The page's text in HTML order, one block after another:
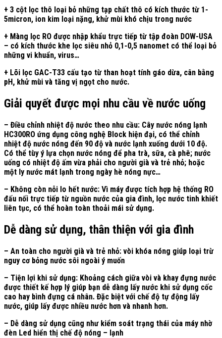
+ 3 cột lọc thô loại bỏ những tạp chất thô có kích thước từ 1-
5micron, ion kim loại nặng, khử mùi khó chịu trong nước
+ Màng lọc RO được nhập khẩu trực tiếp từ tập đoàn DOW-USA
– có kích thước khe lọc siêu nhỏ 0,1-0,5 nanomet có thể loại bỏ
những vi khuẩn, virus…
+ Lõi lọc GAC-T33 cấu tạo từ than hoạt tính gáo dừa, cân bằng
pH, khử mùi và tăng vị ngọt cho nước.
Giải quyết được mọi nhu cầu về nước uống
– Điều chỉnh nhiệt độ nước theo nhu cầu: Cây nước nóng lạnh
HC300RO ứng dụng công nghệ Block hiện đại, có thể chỉnh
nhiệt độ nước nóng đến 90 độ và nước lạnh xuống dưới 10 độ.
Có thể tùy ý lựa chọn nước nóng để pha trà, sữa, cà phê; nước
uống có nhiệt độ ấm vừa phải cho người già và trẻ nhỏ; hoặc
một ly nước mát lạnh trong ngày hè nóng nực…
– Không còn nỗi lo hết nước: Vì máy được tích hợp hệ thống RO
đấu nối trực tiếp từ nguồn nước của gia đình, lọc nước tinh khiết
liên tục, có thể hoàn toàn thoải mái sử dụng.
Dễ dàng sử dụng, thân thiện với gia đình
– An toàn cho người già và trẻ nhỏ: vòi khóa nóng giúp loại trừ
nguy cơ bỏng nước sôi ngoài ý muốn
– Tiện lợi khi sử dụng: Khoảng cách giữa vòi và khay đựng nước
được thiết kế hợp lý giúp bạn dễ dàng lấy nước khi sử dụng cốc
cao hay bình đựng cá nhân. Đặc biệt với chế độ tự động lấy
nước, giúp lấy được nhiều nước hơn và nhanh hơn.
– Dễ dàng sử dụng cũng như kiểm soát trạng thái của máy nhờ
đèn Led hiển thị chế độ nóng – lạnh